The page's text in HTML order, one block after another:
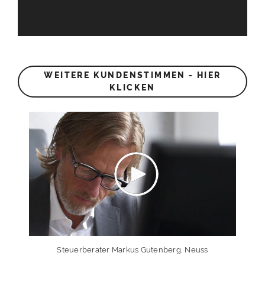
WEITERE KUNDENSTIMMEN - HIER
KLICKEN
Steuerberater Markus Gutenberg, Neuss